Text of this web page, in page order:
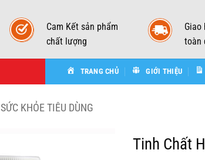
Cam Kết sản phẩm
chất lượng
Giao
toàn
TRANG CHỦ GIỚI THIỆU
SỨC KHỎE TIÊU DÙNG
Tinh Chất